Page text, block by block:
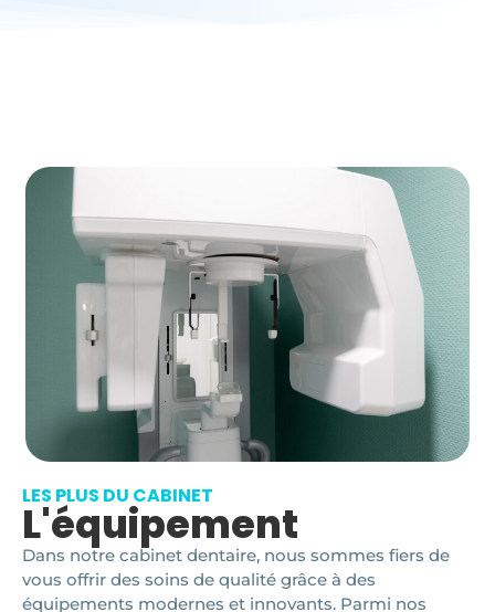
LES PLUS DU CABINET
L'équipement
Dans notre cabinet dentaire, nous sommes fiers de
vous offrir des soins de qualité grâce à des
équipements modernes et innovants. Parmi nos